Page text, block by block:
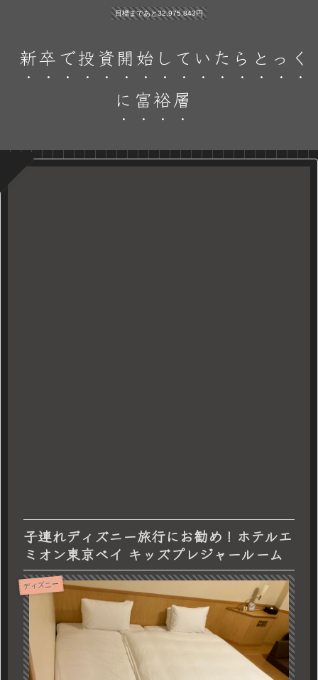
目標まであと32,975,843円
新卒で投資開始していたらとっく
に富裕層
子連れディズニー旅行にお勧め！ホテルエ
ミオン東京ベイ キッズプレジャールーム
ディズニー